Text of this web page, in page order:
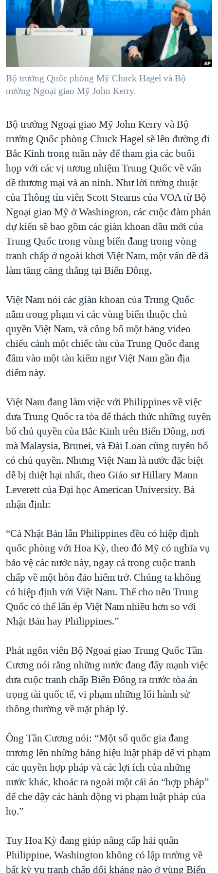
"Tìm"NGƯỜI VIỆT HẢI NGOẠI
ĐỜI SỐNG
SỨC KHOẺ
VĂN HOÁ
GIÁO DỤC
TẠI
HÀNH TRÌNH BẦU CỬ 2024
MỘT NĂM CHIẾN TRANH TẠI DẢI GAZA
GIẢI MÃ VÀNH ĐAI & CON ĐƯỜNG
TRỊNH VĨNH BÌNH - NGƯỜI HẠ 'BÊN THẮNG CUỘC'
CHI PHÍ CHIẾN TRANH AFGHANISTAN
CÁC GIÁ TRỊ CỘNG HÒA Ở VIỆT NAM
THƯỢNG ĐỈNH TRUMP-KIM TẠI VIỆT NAM
TRỊNH VĨNH BÌNH VS. CHÍNH PHỦ VIỆT NAM
NGƯ DÂN VIỆT VÀ LÀN SÓNG TRỘM HẢI SÂM
BÊN KIA QUỐC LỘ: TIẾNG VỌNG TỪ NÔNG THÔN MỸ
QUAN HỆ VIỆT MỸ
VIDEO
NGHE
MẠNG XÃ HỘI
Ngôn ngữ khác
Bộ trưởng Quốc phòng Mỹ Chuck Hagel và Bộ
trưởng Ngoại giao Mỹ John Kerry.
Bộ trưởng Ngoại giao Mỹ John Kerry và Bộ
trưởng Quốc phòng Chuck Hagel sẽ lên đường đi
Bắc Kinh trong tuần này để tham gia các buổi
họp với các vị tương nhiệm Trung Quốc về vấn
đề thương mại và an ninh. Như lời tường thuật
của Thông tín viên Scott Stearns của VOA từ Bộ
Ngoại giao Mỹ ở Washington, các cuộc đàm phán
dự kiến sẽ bao gồm các giàn khoan dầu mới của
Trung Quốc trong vùng biển đang trong vòng
tranh chấp ở ngoài khơi Việt Nam, một vấn đề đã
làm tăng căng thẳng tại Biển Đông.
Việt Nam nói các giàn khoan của Trung Quốc
nằm trong phạm vi các vùng biển thuộc chủ
quyền Việt Nam, và công bố một băng video
chiếu cảnh một chiếc tàu của Trung Quốc đang
đâm vào một tàu kiểm ngư Việt Nam gần địa
điểm này.
Việt Nam đang làm việc với Philippines về việc
đưa Trung Quốc ra tòa để thách thức những tuyên
bố chủ quyền của Bắc Kinh trên Biển Đông, nơi
mà Malaysia, Brunei, và Đài Loan cũng tuyên bố
có chủ quyền. Nhưng Việt Nam là nước đặc biệt
dễ bị thiệt hại nhất, theo Giáo sư Hillary Mann
Leverett của Đại học American University. Bà
nhận định:
“Cả Nhật Bản lẫn Philippines đều có hiệp định
quốc phòng với Hoa Kỳ, theo đó Mỹ có nghĩa vụ
bảo vệ các nước này, ngay cả trong cuộc tranh
chấp về một hòn đảo hiểm trở. Chúng ta không
có hiệp định với Việt Nam. Thế cho nên Trung
Quốc có thể lấn ép Việt Nam nhiều hơn so với
Nhật Bản hay Philippines.”
Phát ngôn viên Bộ Ngoại giao Trung Quốc Tần
Cương nói rằng những nước đang đẩy mạnh việc
đưa cuộc tranh chấp Biển Đông ra trước tòa án
trọng tài quốc tế, vi phạm những lối hành sử
thông thường về mặt pháp lý.
Ông Tần Cương nói: “Một số quốc gia đang
trương lên những bảng hiệu luật pháp để vi phạm
các quyền hợp pháp và các lợi ích của những
nước khác, khoác ra ngoài một cái áo “hợp pháp”
để che đậy các hành động vi phạm luật pháp của
họ.”
Tuy Hoa Kỳ đang giúp nâng cấp hải quân
Philippine, Washington không có lập trường về
bất kỳ vụ tranh chấp đối kháng nào ở vùng Biển